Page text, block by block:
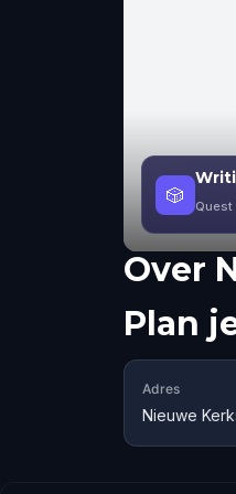
🎲
Quest
Over
Plan
Adres
Nieuwe